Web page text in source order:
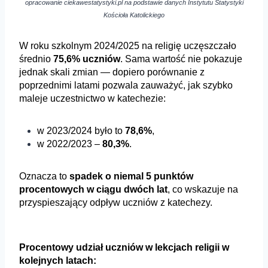
opracowanie ciekawestatystyki.pl na podstawie danych Instytutu Statystyki
Kościoła Katolickiego
W roku szkolnym 2024/2025 na religię uczęszczało
średnio 75,6% uczniów. Sama wartość nie pokazuje
jednak skali zmian — dopiero porównanie z
poprzednimi latami pozwala zauważyć, jak szybko
maleje uczestnictwo w katechezie:
w 2023/2024 było to 78,6%,
w 2022/2023 – 80,3%.
Oznacza to spadek o niemal 5 punktów
procentowych w ciągu dwóch lat, co wskazuje na
przyspieszający odpływ uczniów z katechezy.
Procentowy udział uczniów w lekcjach religii w
kolejnych latach: